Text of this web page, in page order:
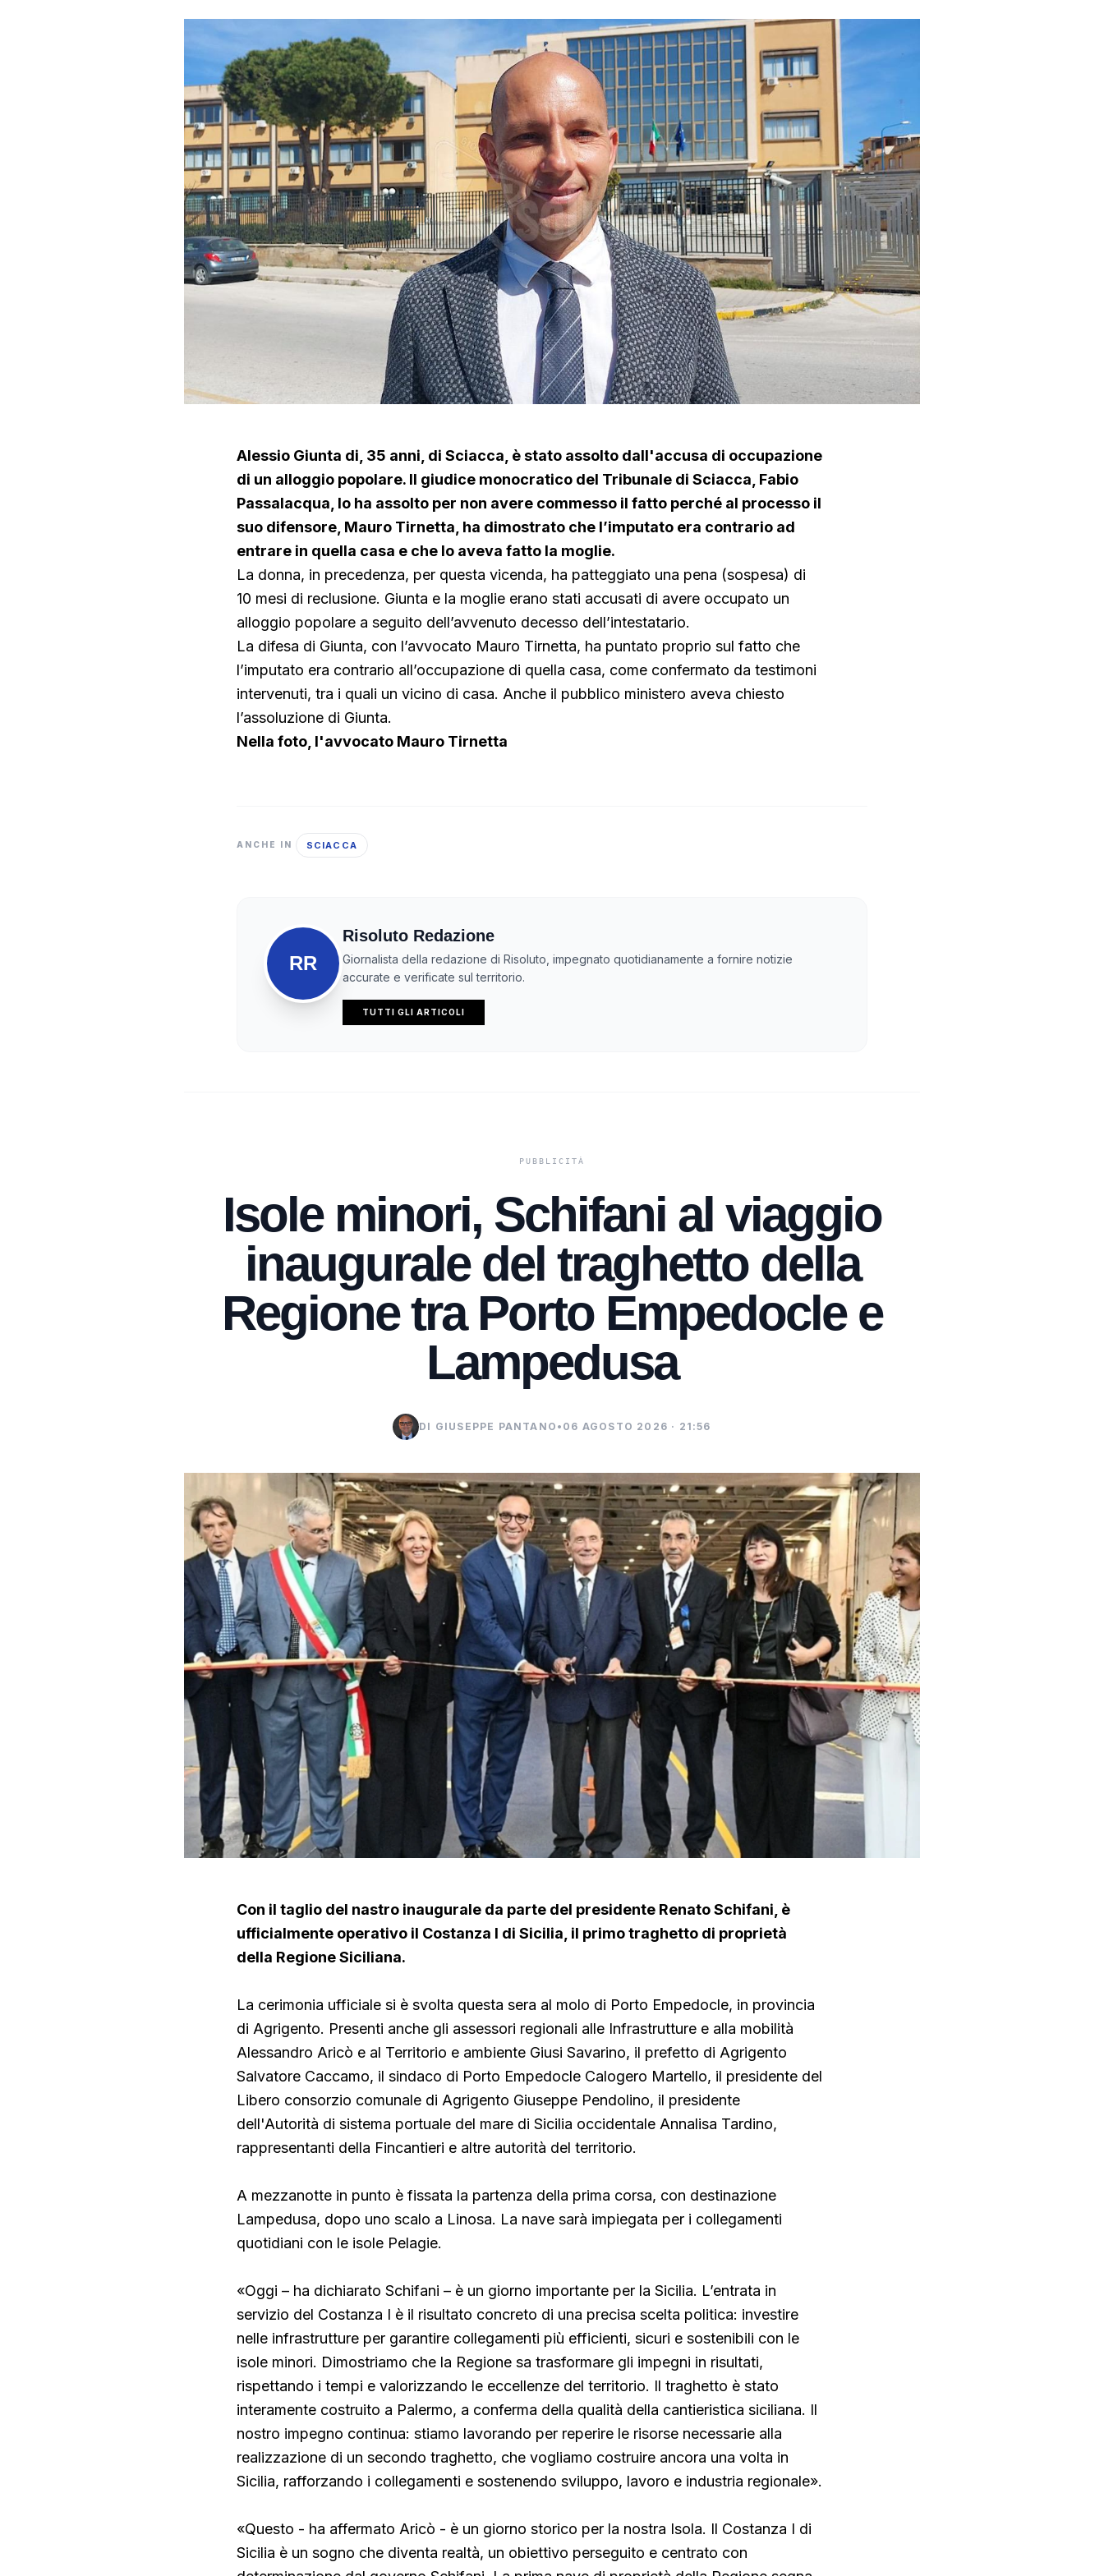
Alessio Giunta di, 35 anni, di Sciacca, è stato assolto dall'accusa di occupazione
di un alloggio popolare. Il giudice monocratico del Tribunale di Sciacca, Fabio
Passalacqua, lo ha assolto per non avere commesso il fatto perché al processo il
suo difensore, Mauro Tirnetta, ha dimostrato che l’imputato era contrario ad
entrare in quella casa e che lo aveva fatto la moglie.
La donna, in precedenza, per questa vicenda, ha patteggiato una pena (sospesa) di
10 mesi di reclusione. Giunta e la moglie erano stati accusati di avere occupato un
alloggio popolare a seguito dell’avvenuto decesso dell’intestatario.
La difesa di Giunta, con l’avvocato Mauro Tirnetta, ha puntato proprio sul fatto che
l’imputato era contrario all’occupazione di quella casa, come confermato da testimoni
intervenuti, tra i quali un vicino di casa. Anche il pubblico ministero aveva chiesto
l’assoluzione di Giunta.
Nella foto, l'avvocato Mauro Tirnetta
ANCHE IN SCIACCA
RR
Risoluto Redazione
Giornalista della redazione di Risoluto, impegnato quotidianamente a fornire notizie
accurate e verificate sul territorio.
TUTTI GLI ARTICOLI
Isole minori, Schifani al viaggio
inaugurale del traghetto della
Regione tra Porto Empedocle e
Lampedusa
DI GIUSEPPE PANTANO • 06 AGOSTO 2026 · 21:56
Con il taglio del nastro inaugurale da parte del presidente Renato Schifani, è
ufficialmente operativo il Costanza I di Sicilia, il primo traghetto di proprietà
della Regione Siciliana.
La cerimonia ufficiale si è svolta questa sera al molo di Porto Empedocle, in provincia
di Agrigento. Presenti anche gli assessori regionali alle Infrastrutture e alla mobilità
Alessandro Aricò e al Territorio e ambiente Giusi Savarino, il prefetto di Agrigento
Salvatore Caccamo, il sindaco di Porto Empedocle Calogero Martello, il presidente del
Libero consorzio comunale di Agrigento Giuseppe Pendolino, il presidente
dell'Autorità di sistema portuale del mare di Sicilia occidentale Annalisa Tardino,
rappresentanti della Fincantieri e altre autorità del territorio.
A mezzanotte in punto è fissata la partenza della prima corsa, con destinazione
Lampedusa, dopo uno scalo a Linosa. La nave sarà impiegata per i collegamenti
quotidiani con le isole Pelagie.
«Oggi – ha dichiarato Schifani – è un giorno importante per la Sicilia. L’entrata in
servizio del Costanza I è il risultato concreto di una precisa scelta politica: investire
nelle infrastrutture per garantire collegamenti più efficienti, sicuri e sostenibili con le
isole minori. Dimostriamo che la Regione sa trasformare gli impegni in risultati,
rispettando i tempi e valorizzando le eccellenze del territorio. Il traghetto è stato
interamente costruito a Palermo, a conferma della qualità della cantieristica siciliana. Il
nostro impegno continua: stiamo lavorando per reperire le risorse necessarie alla
realizzazione di un secondo traghetto, che vogliamo costruire ancora una volta in
Sicilia, rafforzando i collegamenti e sostenendo sviluppo, lavoro e industria regionale».
«Questo - ha affermato Aricò - è un giorno storico per la nostra Isola. Il Costanza I di
Sicilia è un sogno che diventa realtà, un obiettivo perseguito e centrato con